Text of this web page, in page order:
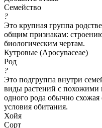
Семейство
?
Это крупная группа
общим признакам:
биологическим чертам.
Кутровые (Apocynaceae)
Род
?
Это подгруппа внутри
виды растений с похожими
одного рода обычно схожая
условия обитания.
Хойя
Сорт